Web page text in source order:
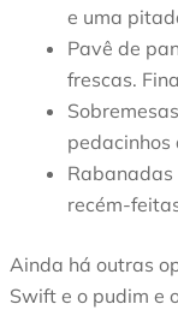
e uma
Pavê de
frescas.
pedacinhos
Rabanadas
recém-
Ainda há outras
Swift e o pudim e